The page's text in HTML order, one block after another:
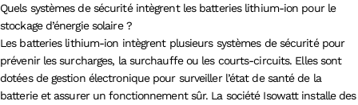
Quels systèmes de sécurité intègrent les batteries lithium-ion pour le
stockage d’énergie solaire ?
Les batteries lithium-ion intègrent plusieurs systèmes de sécurité pour
prévenir les surcharges, la surchauffe ou les courts-circuits. Elles sont
dotées de gestion électronique pour surveiller l’état de santé de la
batterie et assurer un fonctionnement sûr. La société Isowatt installe des